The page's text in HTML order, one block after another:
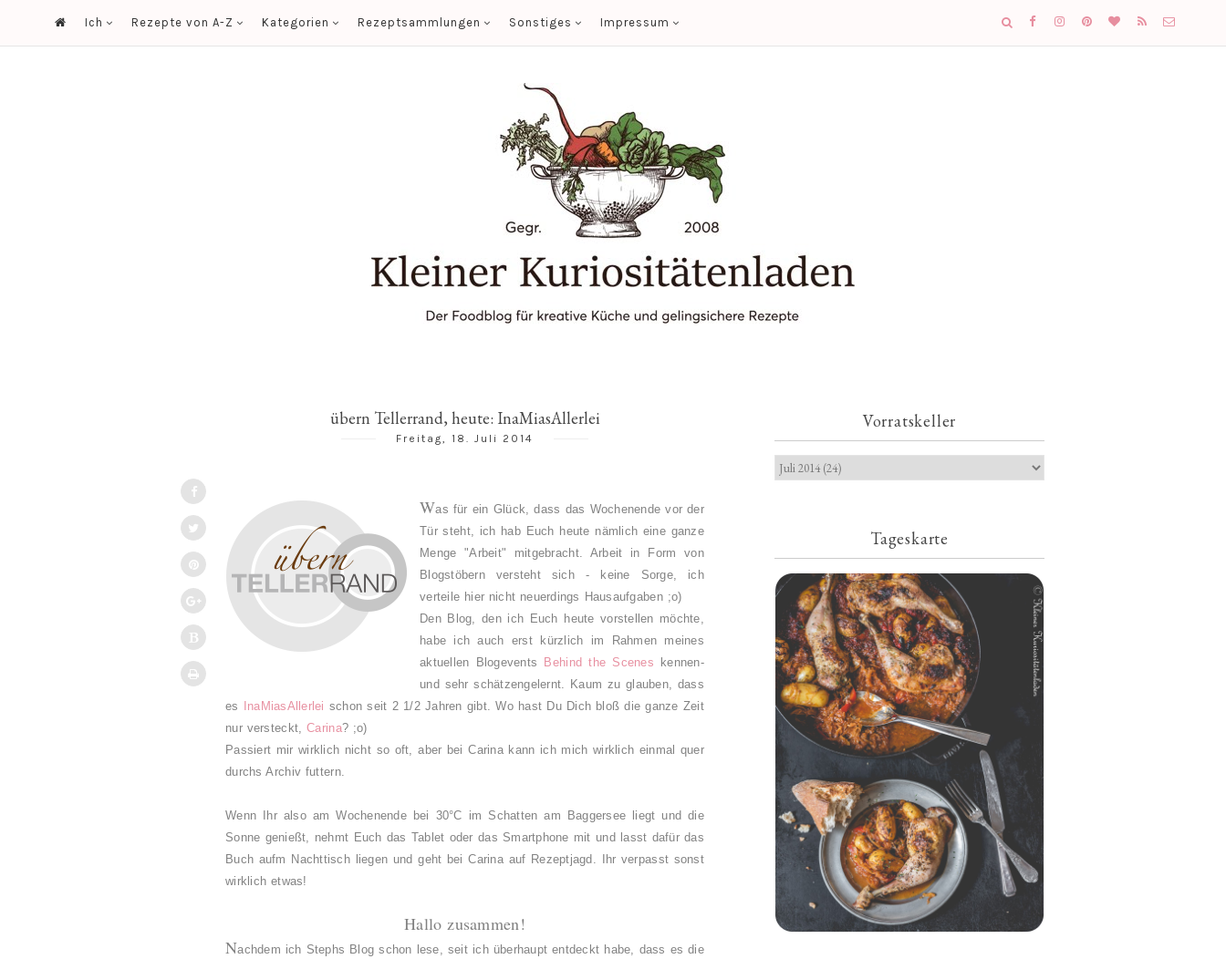
Ich Rezepte von A-Z Kategorien Rezeptsammlungen Sonstiges Impressum
übern Tellerrand, heute: InaMiasAllerlei
Freitag, 18. Juli 2014
Was für ein Glück, dass das Wochenende vor der
Tür steht, ich hab Euch heute nämlich eine ganze
Menge "Arbeit" mitgebracht. Arbeit in Form von
Blogstöbern versteht sich - keine Sorge, ich
verteile hier nicht neuerdings Hausaufgaben ;o)
Den Blog, den ich Euch heute vorstellen möchte,
habe ich auch erst kürzlich im Rahmen meines
aktuellen Blogevents
Behind the Scenes kennen-
und sehr schätzengelernt. Kaum zu glauben, dass
es
InaMiasAllerlei schon seit 2 1/2 Jahren gibt. Wo hast Du Dich bloß die ganze Zeit
nur versteckt,Carina? ;o)
Passiert mir wirklich nicht so oft, aber bei Carina kann ich mich wirklich einmal quer
durchs Archiv futtern.
Wenn Ihr also am Wochenende bei 30°C im Schatten am Baggersee liegt und die
Sonne genießt, nehmt Euch das Tablet oder das Smartphone mit und lasst dafür das
Buch aufm Nachttisch liegen und geht bei Carina auf Rezeptjagd. Ihr verpasst sonst
wirklich etwas!
Hallo zusammen!
Nachdem ich Stephs Blog schon lese, seit ich überhaupt entdeckt habe, dass es die
Vorratskeller
Tageskarte
Geschmorte Hähnchenschenkel auf
Paprikakraut und kleinen Kartoffeln